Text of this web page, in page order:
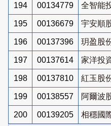
194 00134779 全智能
195 00136679 宇安順
196 00137396 玥盈股
197 00137614 家洋投
198 00137810 紅玉股
199 00138557 阿爾波
200 00139205
相穩國